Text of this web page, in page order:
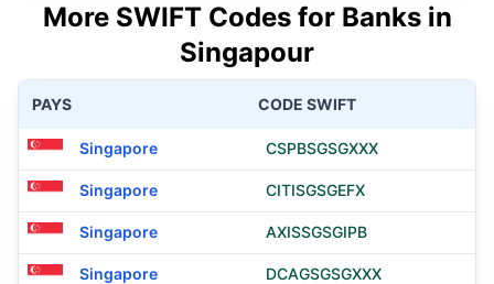
More SWIFT Codes for Banks in
Singapour
PAYS CODE SWIFT
Singapore CSPBSGSGXXX
Singapore CITISGSGEFX
Singapore AXISSGSGIPB
Singapore DCAGSGSGXXX